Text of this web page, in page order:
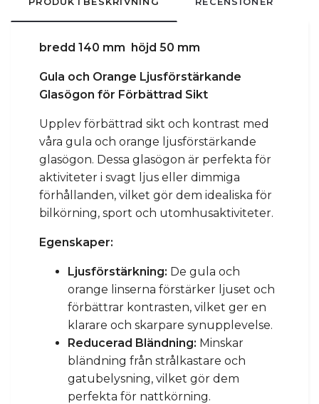
bredd 140 mm höjd 50 mm
Gula och Orange Ljusförstärkande
Glasögon för Förbättrad Sikt
Upplev förbättrad sikt och kontrast med
våra gula och orange ljusförstärkande
glasögon. Dessa glasögon är perfekta för
aktiviteter i svagt ljus eller dimmiga
förhållanden, vilket gör dem idealiska för
bilkörning, sport och utomhusaktiviteter.
Egenskaper:
Ljusförstärkning: De gula och
orange linserna förstärker ljuset och
förbättrar kontrasten, vilket ger en
klarare och skarpare synupplevelse.
Reducerad Bländning: Minskar
bländning från strålkastare och
gatubelysning, vilket gör dem
perfekta för nattkörning.